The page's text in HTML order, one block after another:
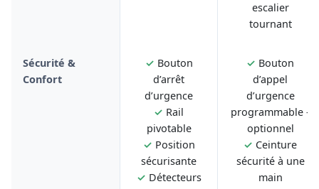
escalier
tournant
Sécurité &
Confort
✓ Bouton
d’arrêt
d’urgence
✓ Rail
pivotable
✓ Position
sécurisante
✓ Détecteurs
✓ Bouton
d’appel
d’urgence
programmable -
optionnel
✓ Ceinture
sécurité à une
main